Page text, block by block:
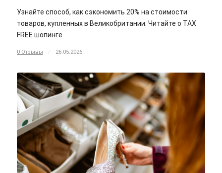
Узнайте способ, как сэкономить 20% на стоимости
товаров, купленных в Великобритании. Читайте о TAX
FREE шопинге
0 Отзывы / 26.05.2026